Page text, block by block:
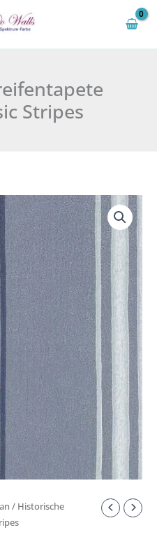
Stripes
/ Historische